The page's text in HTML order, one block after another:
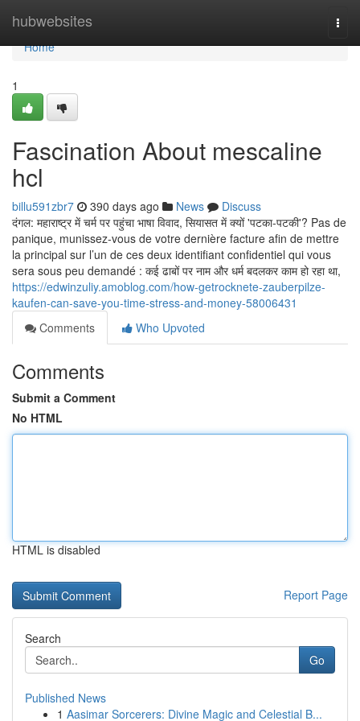
hubwebsites
Home
Home
1
Fascination About mescaline
hcl
billu591zbr7 390 days ago News
Discuss
दंगल: महाराष्ट्र में चर्म पर पहुंचा भाषा विवाद, सियासत में क्यों 'पटका-पटकी'? Pas de
panique, munissez-vous de votre dernière facture afin de mettre
la principal sur l’un de ces deux identifiant confidentiel qui vous
sera sous peu demandé : कई ढाबों पर नाम और धर्म बदलकर काम हो रहा था,
https://edwinzuliy.amoblog.com/how-getrocknete-zauberpilze-
kaufen-can-save-you-time-stress-and-money-58006431
Comments
Who Upvoted
Comments
Submit a Comment
No HTML
HTML is disabled
Report Page
Search
Go
Published News
1 Aasimar Sorcerers: Divine Magic and Celestial B...